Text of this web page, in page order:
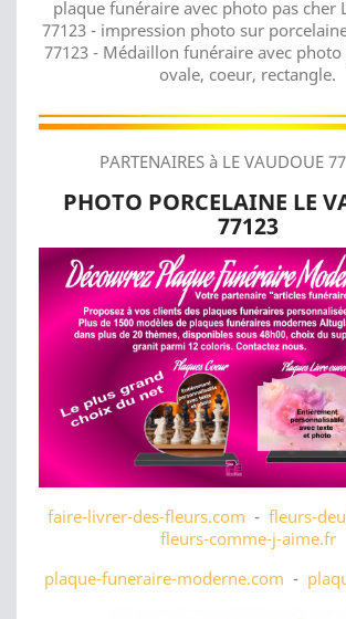
plaque funéraire avec photo pas cher
77123 - impression photo sur
77123 - Médaillon funéraire avec
ovale, coeur, rectangle.
PARTENAIRES à LE VAUDOUE
PHOTO PORCELAINE LE
77123
faire-livrer-des-fleurs.com - fleurs-
fleurs-comme-j-aime.fr
plaque-funeraire-moderne.com -